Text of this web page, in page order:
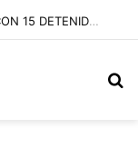
MEGAOPERATIVO POLICIAL TERMINA CON 15 DETENIDOS Y SIETE NOTIFICACIONES DE EXPULSIÓN DE EXTRANJEROS EN TARAPACÁ